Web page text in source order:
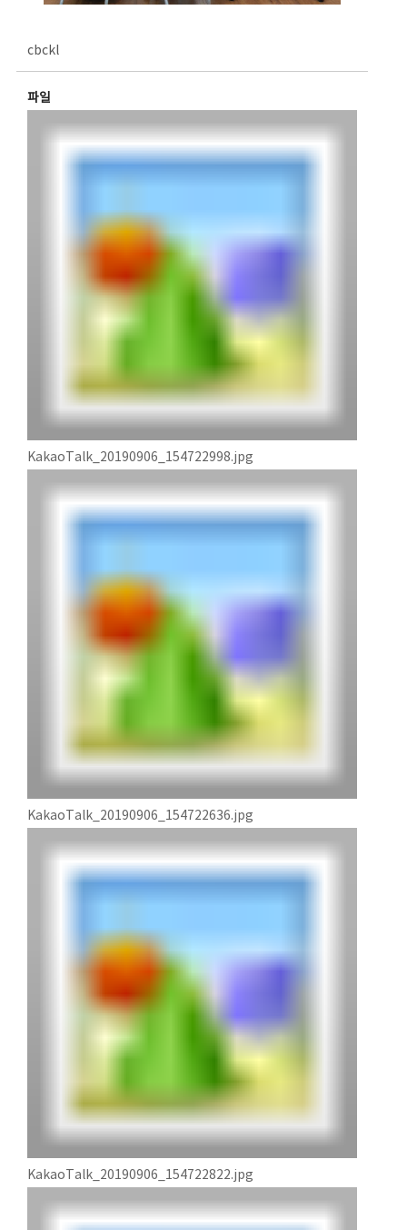
cbckl
파일
KakaoTalk_20190906_154722998.jpg
KakaoTalk_20190906_154722636.jpg
KakaoTalk_20190906_154722822.jpg